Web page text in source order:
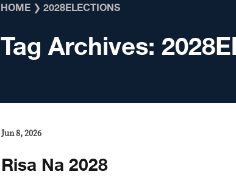
HOME ❯ 2028ELECTIONS
Tag Archives:
Jun 8, 2026
Risa Na 2028